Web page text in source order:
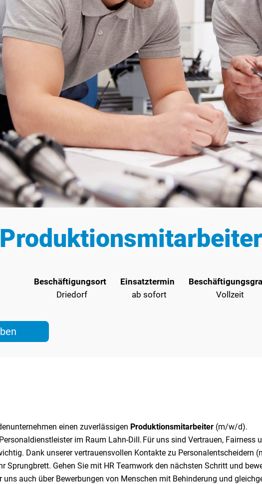
Beschäftigungsort
Driedorf
Einsatztermin
ab sofort
Vollzeit
einen zuverlässigen Produktionsmitarbeiter (m/w/d).
im Raum Lahn-Dill. Für uns sind Vertrauen, Fairness
Dank unserer vertrauensvollen Kontakte zu Personalentscheidern
Sprungbrett. Gehen Sie mit HR Teamwork den nächsten Schritt und
auch über Bewerbungen von Menschen mit Behinderung und